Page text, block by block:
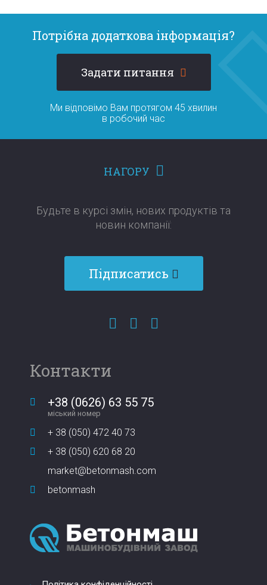
Потрібна додаткова інформація?
Задати питання
Ми відповімо Вам протягом 45 хвилин
в робочий час
НАГОРУ
Будьте в курсі змін, нових продуктів та
новин компанії:​​​​​​​
Підписатись
Контакти
+38 (0626) 63 55 75
міський номер
+ 38 (050) 472 40 73
+ 38 (050) 620 68 20
market@betonmash.com
betonmash